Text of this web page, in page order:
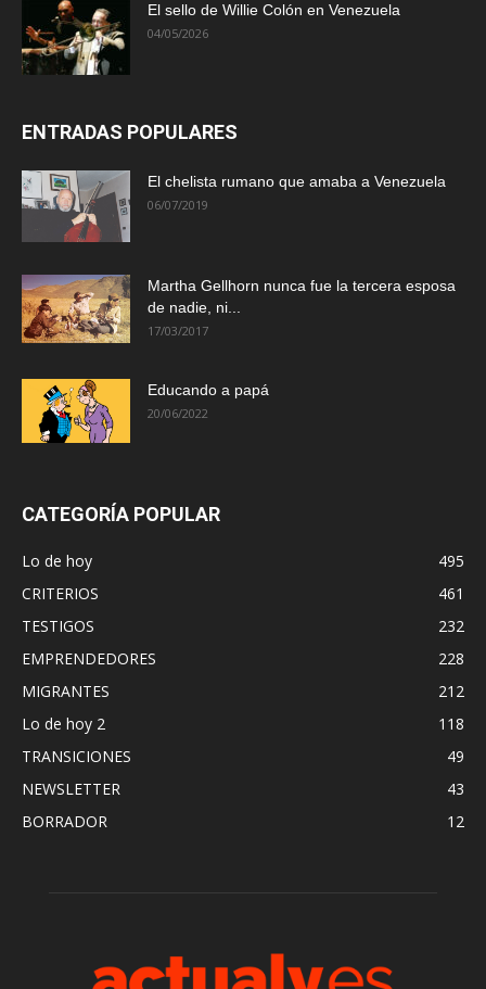
El sello de Willie Colón en Venezuela
04/05/2026
ENTRADAS POPULARES
El chelista rumano que amaba a Venezuela
06/07/2019
Martha Gellhorn nunca fue la tercera esposa
de nadie, ni...
17/03/2017
Educando a papá
20/06/2022
CATEGORÍA POPULAR
Lo de hoy
495
CRITERIOS
461
TESTIGOS
232
EMPRENDEDORES
228
MIGRANTES
212
Lo de hoy 2
118
TRANSICIONES
49
NEWSLETTER
43
BORRADOR
12